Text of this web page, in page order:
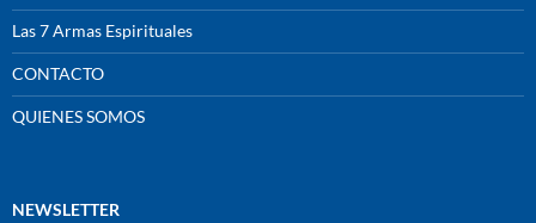
Las 7 Armas Espirituales
CONTACTO
QUIENES SOMOS
NEWSLETTER